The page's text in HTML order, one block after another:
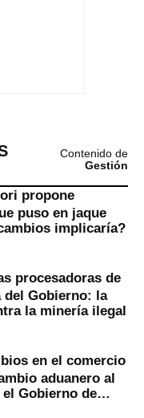
Contenido de
Gestión
propone
puso en jaque
implicaría?
procesadoras de
del Gobierno: la
la minería ilegal
en el comercio
aduanero al
Gobierno de